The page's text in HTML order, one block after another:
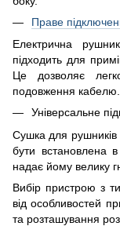
Праве
Електрична
підходить для
Це дозволяє
подовження кабелю.
Універсальне
Сушка для
бути встановлена
надає йому велику
Вибір пристрою з
від особливостей
та розташування